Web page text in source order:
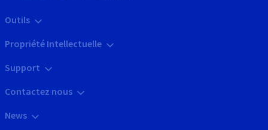
Outils
Propriété Intellectuelle
Support
Contactez nous
News